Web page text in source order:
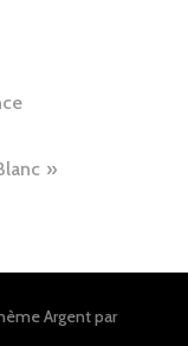
Argent par